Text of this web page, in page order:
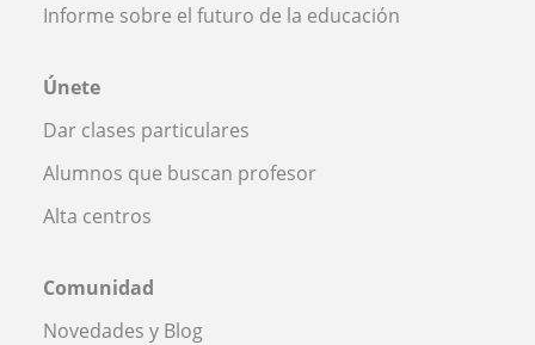
Informe sobre el futuro de la educación
Únete
Dar clases particulares
Alumnos que buscan profesor
Alta centros
Comunidad
Novedades y Blog